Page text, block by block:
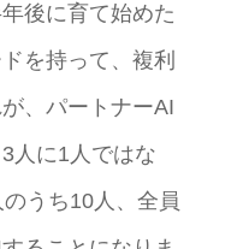
後に育て始めた
を持って、複利
、パートナーAI
人に1人ではな
うち10人、全員